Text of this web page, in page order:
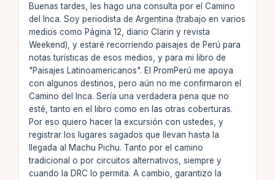
Buenas tardes, les hago una consulta por el Camino
del Inca. Soy periodista de Argentina (trabajo en varios
medios como Página 12, diario Clarin y revista
Weekend), y estaré recorriendo paisajes de Perú para
notas turísticas de esos medios, y para mi libro de
"Paisajes Latinoamericanos". El PromPerú me apoya
con algunos destinos, pero aún no me confirmaron el
Camino del Inca. Sería una verdadera pena que no
esté, tanto en el libro como en las otras coberturas.
Por eso quiero hacer la excursión con ustedes, y
registrar los lugares sagados que llevan hasta la
llegada al Machu Pichu. Tanto por el camino
tradicional o por circuitos alternativos, siempre y
cuando la DRC lo permita. A cambio, garantizo la